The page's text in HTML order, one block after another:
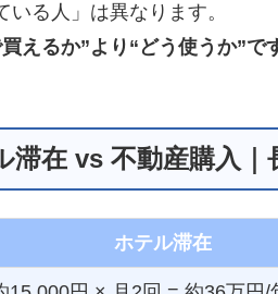
る人」は異なります。
えるか”より“どう使うか”で
滞在 vs 不動産購入
ホテル滞在